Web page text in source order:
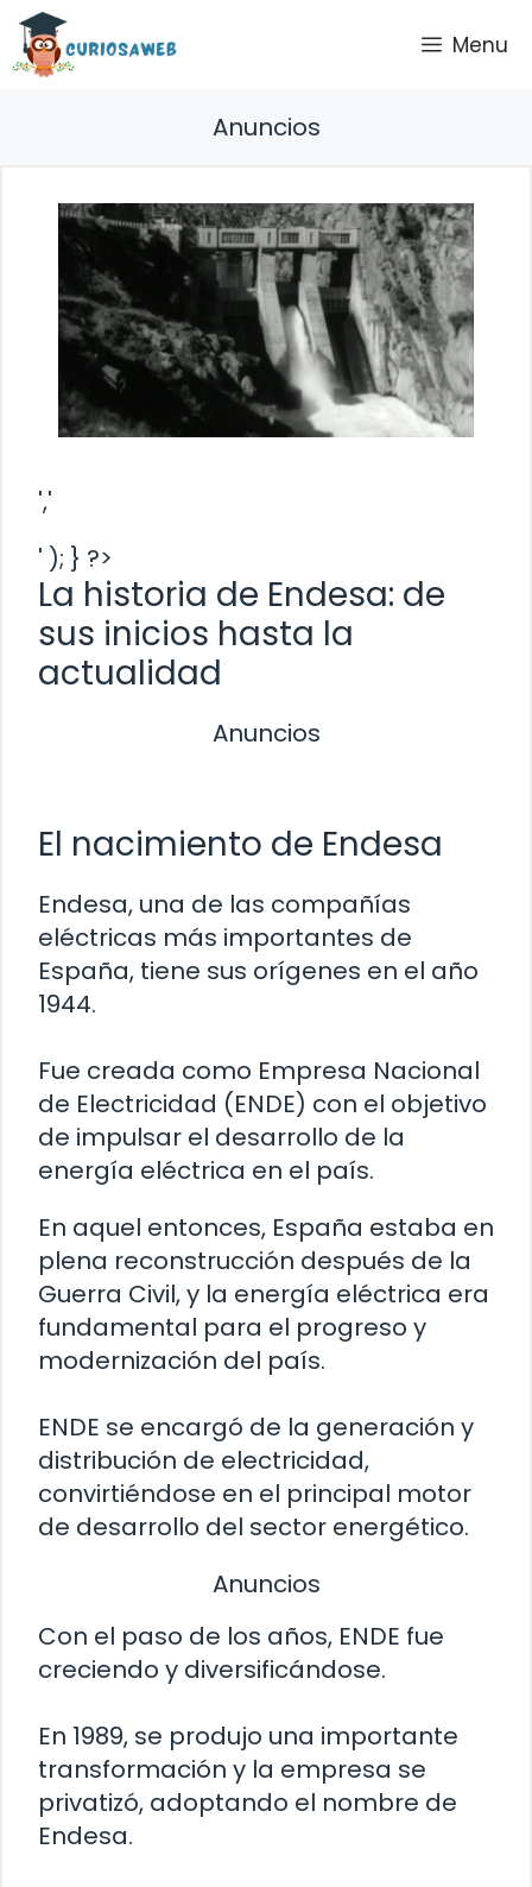
Saltar
contenido
Menu
Anuncios
','
' ); } ?>
La historia de Endesa: de
sus inicios hasta la
actualidad
Anuncios
El nacimiento de Endesa
Endesa, una de las compañías
eléctricas más importantes de
España, tiene sus orígenes en el año
1944.
Fue creada como Empresa Nacional
de Electricidad (ENDE) con el objetivo
de impulsar el desarrollo de la
energía eléctrica en el país.
En aquel entonces, España estaba en
plena reconstrucción después de la
Guerra Civil, y la energía eléctrica era
fundamental para el progreso y
modernización del país.
ENDE se encargó de la generación y
distribución de electricidad,
convirtiéndose en el principal motor
de desarrollo del sector energético.
Anuncios
Con el paso de los años, ENDE fue
creciendo y diversificándose.
En 1989, se produjo una importante
transformación y la empresa se
privatizó, adoptando el nombre de
Endesa.